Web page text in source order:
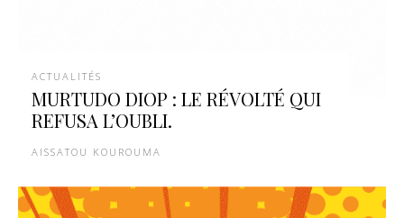
ACTUALITÉS
MURTUDO DIOP : LE RÉVOLTÉ QUI
REFUSA L’OUBLI.
AISSATOU KOUROUMA